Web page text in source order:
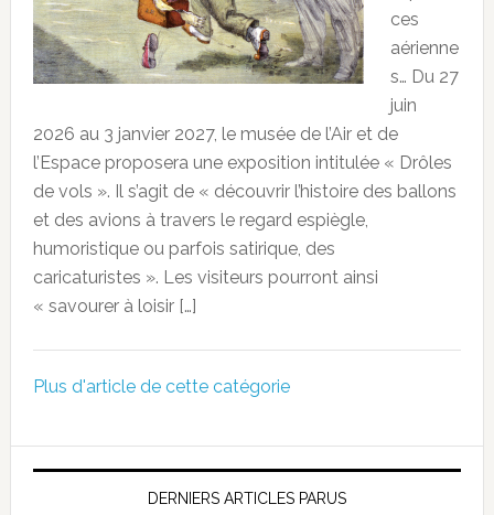
ces
aérienne
s… Du 27
juin
2026 au 3 janvier 2027, le musée de l’Air et de
l’Espace proposera une exposition intitulée « Drôles
de vols ». Il s’agit de « découvrir l’histoire des ballons
et des avions à travers le regard espiègle,
humoristique ou parfois satirique, des
caricaturistes ». Les visiteurs pourront ainsi
« savourer à loisir […]
Plus d'article de cette catégorie
DERNIERS ARTICLES PARUS